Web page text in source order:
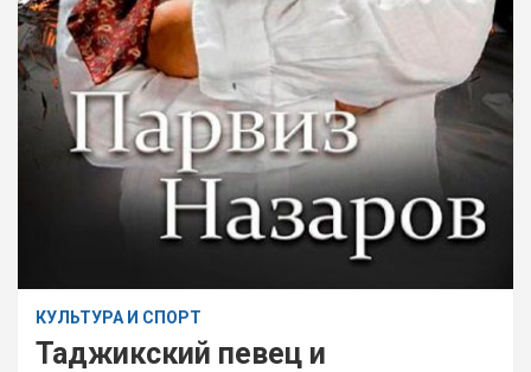
КУЛЬТУРА И СПОРТ
Таджикский певец и